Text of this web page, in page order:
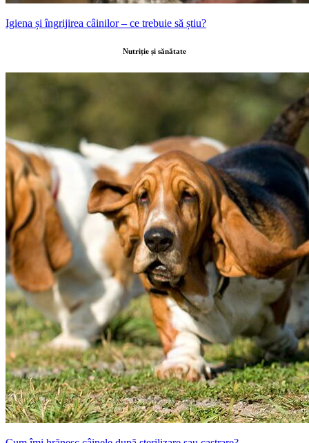
Igiena și îngrijirea câinilor – ce trebuie să știu?
Nutriție și sănătate